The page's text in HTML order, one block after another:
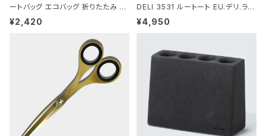
ートバッグ エコバッグ 折りたたみ 大
きめ 撥水加工 収納ポーチ CROCO
¥2,420
DELI 3531 ルートート EU.デリ.ラミ
ネート-W サックス・ホワイト
¥4,950